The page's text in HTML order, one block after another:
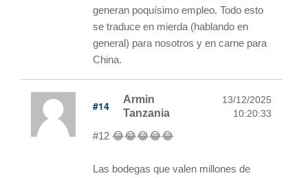
generan poquísimo empleo. Todo esto
se traduce en mierda (hablando en
general) para nosotros y en carne para
China.
#14
Armin
Tanzania
13/12/2025
10:20:33
#12 😂😂😂😂😂
Las bodegas que valen millones de